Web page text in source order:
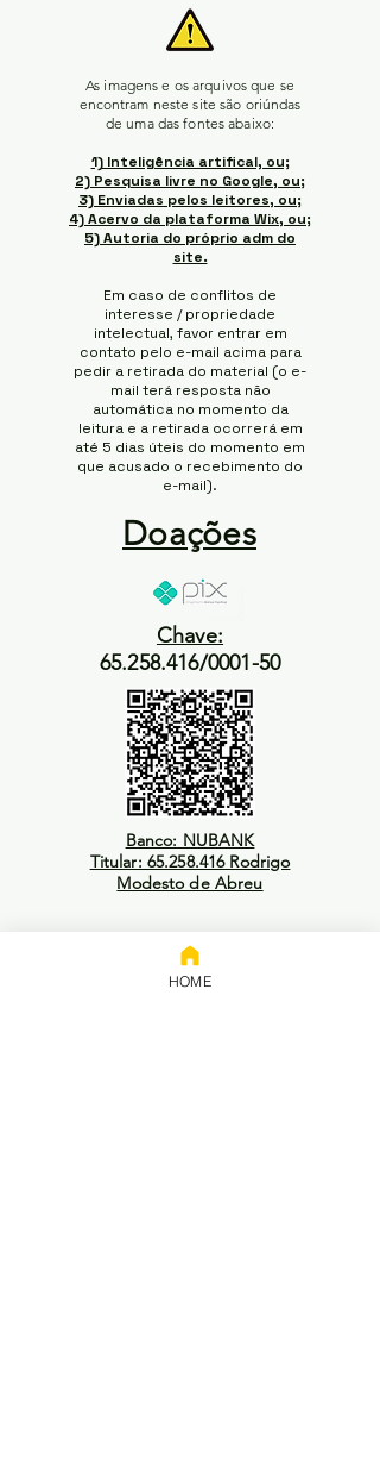
As imagens e os arquivos que se
encontram neste site são oriúndas
de uma das fontes abaixo:
1) Inteligência artifical, ou;
2) Pesquisa livre no Google, ou;
3) Enviadas pelos leitores, ou;
4) Acervo da plataforma Wix, ou;
5) Autoria do próprio adm do
site.
Em caso de conflitos de
interesse / propriedade
intelectual, favor entrar em
contato pelo e-mail acima para
pedir a retirada do material (o e-
mail terá resposta não
automática no momento da
leitura e a retirada ocorrerá em
até 5 dias úteis do momento em
que acusado o recebimento do
e-mail).
Doações
Chave:
65.258.416/0001-50
Banco: NUBANK
Titular: 65.258.416 Rodrigo
Modesto de Abreu
HOME